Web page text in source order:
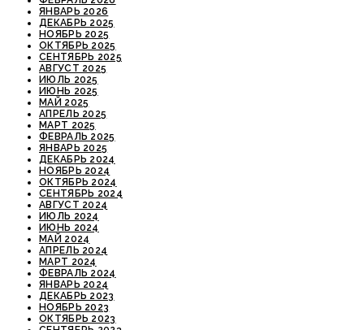
ЯНВАРЬ 2026
ДЕКАБРЬ 2025
НОЯБРЬ 2025
ОКТЯБРЬ 2025
СЕНТЯБРЬ 2025
АВГУСТ 2025
ИЮЛЬ 2025
ИЮНЬ 2025
МАЙ 2025
АПРЕЛЬ 2025
МАРТ 2025
ФЕВРАЛЬ 2025
ЯНВАРЬ 2025
ДЕКАБРЬ 2024
НОЯБРЬ 2024
ОКТЯБРЬ 2024
СЕНТЯБРЬ 2024
АВГУСТ 2024
ИЮЛЬ 2024
ИЮНЬ 2024
МАЙ 2024
АПРЕЛЬ 2024
МАРТ 2024
ФЕВРАЛЬ 2024
ЯНВАРЬ 2024
ДЕКАБРЬ 2023
НОЯБРЬ 2023
ОКТЯБРЬ 2023